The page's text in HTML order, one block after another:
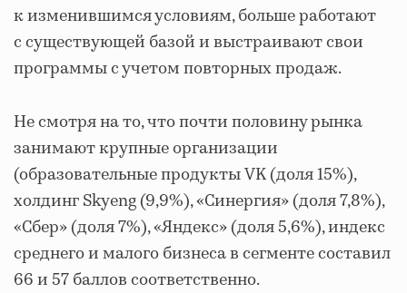
к изменившимся условиям, больше работают
с существующей базой и выстраивают свои
программы с учетом повторных продаж.
Не смотря на то, что почти половину рынка
занимают крупные организации
(образовательные продукты VK (доля 15%),
холдинг Skyeng (9,9%), «Синергия» (доля 7,8%),
«Сбер» (доля 7%), «Яндекс» (доля 5,6%), индекс
среднего и малого бизнеса в сегменте составил
66 и 57 баллов соответственно.